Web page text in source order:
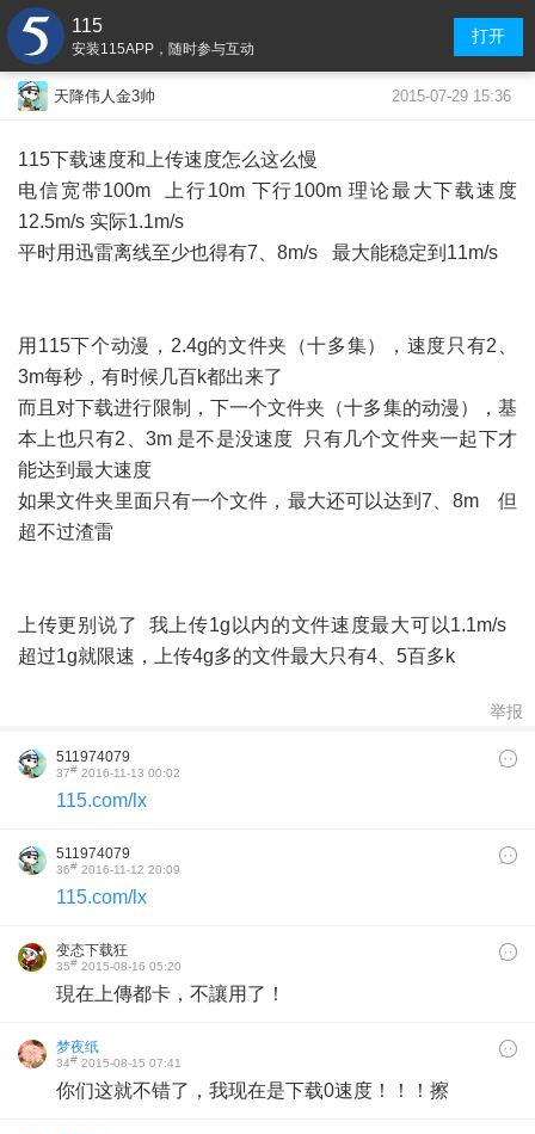
115
安装115APP，随时参与互动
打开
天降伟人金3帅 2015-07-29 15:36
115下载速度和上传速度怎么这么慢
电信宽带100m 上行10m 下行100m 理论最大下载速度
12.5m/s 实际1.1m/s
平时用迅雷离线至少也得有7、8m/s 最大能稳定到11m/s
用115下个动漫，2.4g的文件夹（十多集），速度只有2、
3m每秒，有时候几百k都出来了
而且对下载进行限制，下一个文件夹（十多集的动漫），基
本上也只有2、3m 是不是没速度 只有几个文件夹一起下才
能达到最大速度
如果文件夹里面只有一个文件，最大还可以达到7、8m 但
超不过渣雷
上传更别说了 我上传1g以内的文件速度最大可以1.1m/s
超过1g就限速，上传4g多的文件最大只有4、5百多k
举报
511974079
37# 2016-11-13 00:02
115.com/lx
511974079
36# 2016-11-12 20:09
115.com/lx
变态下载狂
35# 2015-08-16 05:20
現在上傳都卡，不讓用了！
梦夜纸
34# 2015-08-15 07:41
你们这就不错了，我现在是下载0速度！！！擦